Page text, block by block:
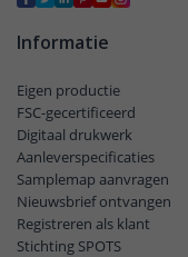
Informatie
Eigen productie
FSC-gecertificeerd
Digitaal drukwerk
Aanleverspecificaties
Samplemap aanvragen
Nieuwsbrief ontvangen
Registreren als klant
Stichting SPOTS